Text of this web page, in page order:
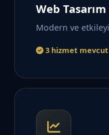
Web
Modern ve
3 hizmet mevcut